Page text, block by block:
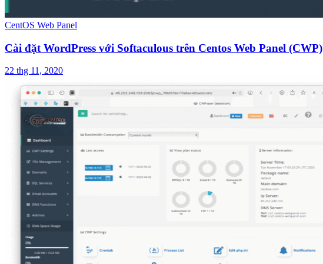
CentOS Web Panel
Cài đặt WordPress với Softaculous trên Centos Web Panel (CWP)
22 thg 11, 2020